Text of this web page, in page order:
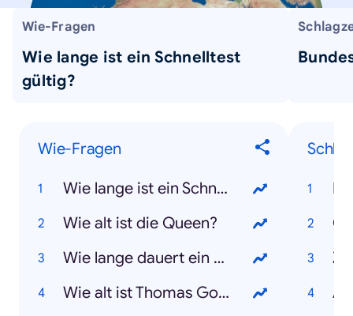
Wie-Fragen
Wie lange ist ein Schnelltest
gültig?
Wie-Fragen
Wie lange ist ein Schnelltest gültig?
Wie alt ist die Queen?
Wie lange dauert ein PCR-Test?
Wie alt ist Thomas Gottschalk?